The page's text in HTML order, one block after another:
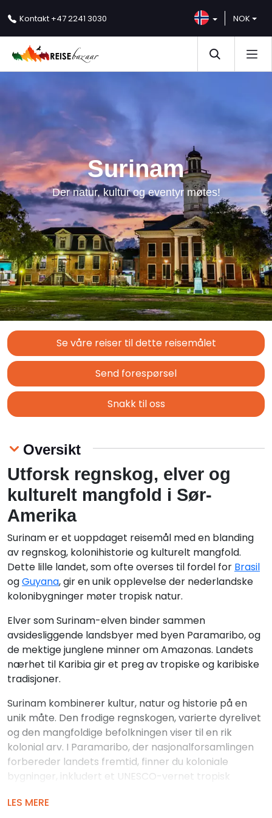
Kontakt +47 2241 3030 NOK
Surinam
Der natur, kultur og eventyr møtes!
Se våre reiser til dette reisemålet
Send forespørsel
Snakk til oss
Oversikt
Utforsk regnskog, elver og
kulturelt mangfold i Sør-
Amerika
Surinam er et uoppdaget reisemål med en blanding
av regnskog, kolonihistorie og kulturelt mangfold.
Dette lille landet, som ofte overses til fordel for Brasil
ogGuyana, gir en unik opplevelse der nederlandske
kolonibygninger møter tropisk natur.
Elver som Surinam-elven binder sammen
avsidesliggende landsbyer med byen Paramaribo, og
de mektige junglene minner om Amazonas. Landets
nærhet til Karibia gir et preg av tropiske og karibiske
tradisjoner.
Surinam kombinerer kultur, natur og historie på en
unik måte. Den frodige regnskogen, varierte dyrelivet
og den mangfoldige befolkningen viser til en rik
kolonial arv. I Paramaribo, der nasjonalforsamlingen
forbereder landets fremtid, finner du koloniale
bygninger, inkludert et UNESCO-vernet tropisk
båndene til Brasil med dype historiske røtter.
LES MERE